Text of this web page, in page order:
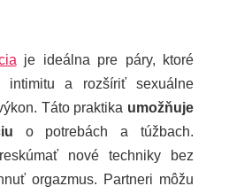
je ideálna pre páry, ktoré
a rozšíriť sexuálne
Táto praktika umožňuje
o potrebách a túžbach.
nové techniky bez
orgazmus. Partneri môžu